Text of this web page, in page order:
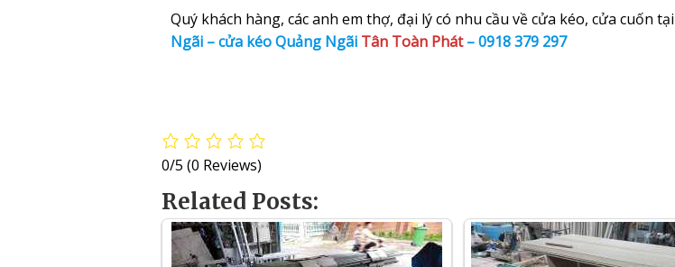
Quý khách hàng, các anh em thợ, đại lý có nhu cầu về cửa kéo, cửa cuốn
Ngãi – cửa kéo Quảng Ngãi Tân Toàn Phát –0918 379 297
0/5 (0 Reviews)
Related Posts: